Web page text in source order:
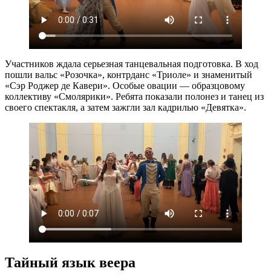
Участников ждала серьезная танцевальная подготовка. В ход
пошли вальс «Розочка», контрданс «Триоле» и знаменитый
«Сэр Роджер де Кавери». Особые овации — образцовому
коллективу «Смолярики». Ребята показали полонез и танец из
своего спектакля, а затем зажгли зал кадрилью «Девятка».
Тайный язык веера